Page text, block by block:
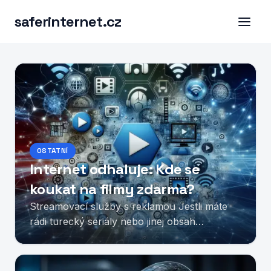
saferinternet.cz
OSTATNÍ
Internet odhaluje: Kde se
koukat na filmy zdarma?
Streamovací služby s reklamou Jestli máte
rádi turecký seriály nebo jinej obsah
zadarmo, existuje pár streamovacích služeb,
co vám to...